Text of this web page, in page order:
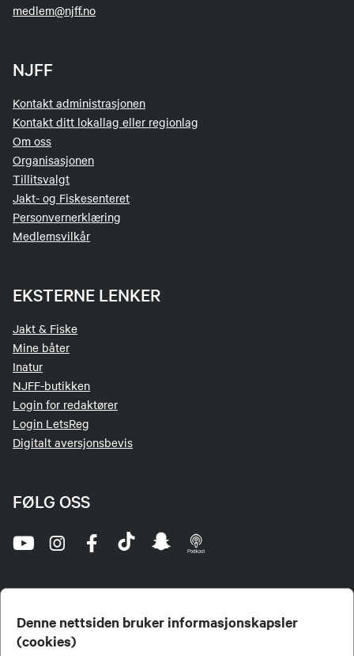
Denne nettsiden bruker informasjonskapsler
(cookies)
medlem@njff.no
NJFF
Kontakt administrasjonen
Kontakt ditt lokallag eller regionlag
Om oss
Organisasjonen
Tillitsvalgt
Jakt- og Fiskesenteret
Personvernerklæring
Medlemsvilkår
EKSTERNE LENKER
Jakt & Fiske
Mine båter
Inatur
NJFF-butikken
Login for redaktører
Login LetsReg
Digitalt aversjonsbevis
FØLG OSS